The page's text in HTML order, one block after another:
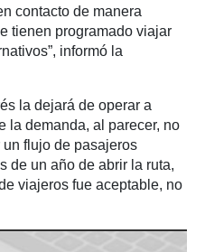
contacto de manera
tienen programado viajar
informó la
la dejará de operar a
la demanda, al parecer, no
flujo de pasajeros
de un año de abrir la ruta,
viajeros fue aceptable, no